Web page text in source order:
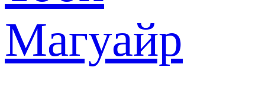
Магуайр